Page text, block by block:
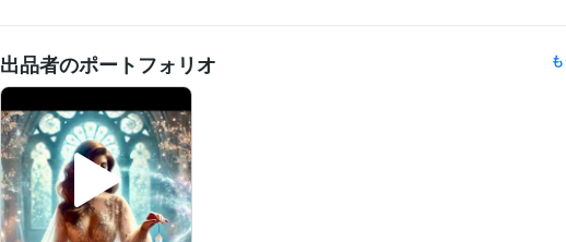
✧ 待機・ご相談につきまして
この時間に相談できますか？
待機予定を知りたいです
などございましたら、
お気軽にメッセージくださいね✨
深夜帯は直接お電話いただく方がスムーズです✨
✧ テキスト鑑定は随時受付中 ✧
24時間いつでもご依頼いただけます。
ご返信までお時間をいただく場合もございますが、
出品者のポートフォリオ